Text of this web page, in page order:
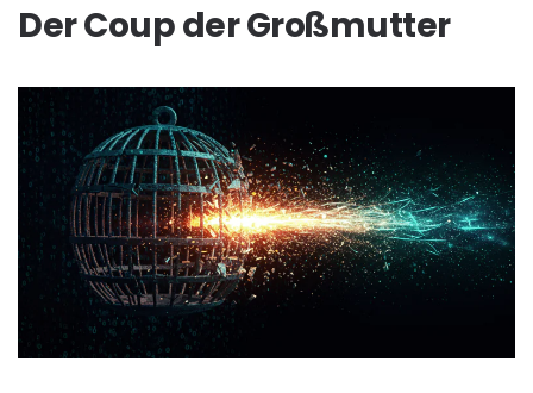
Der Coup der Großmutter